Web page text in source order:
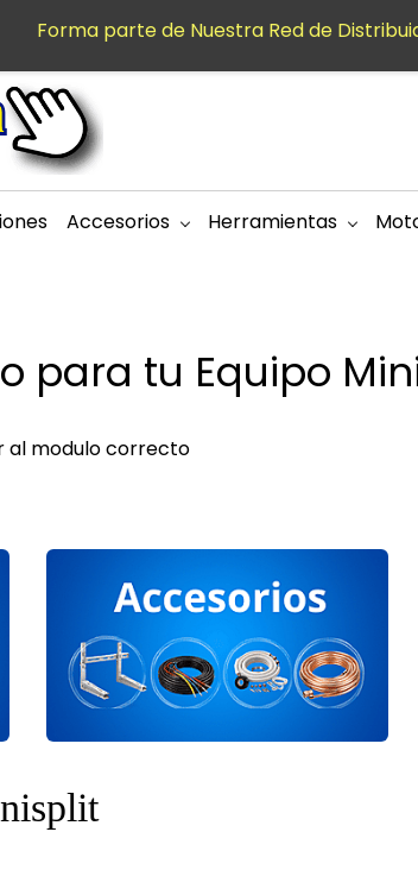
Accesorios Herramientas
para tu Equipo
al modulo correcto
Forma parte de Nuestra Red de